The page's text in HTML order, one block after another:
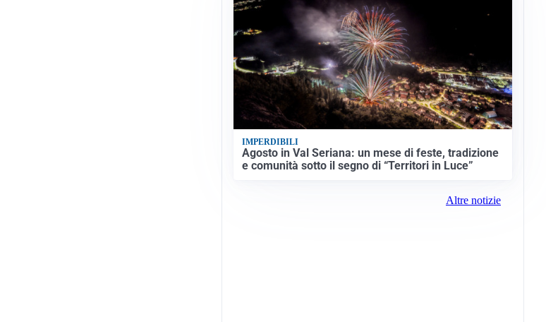
IMPERDIBILI
Agosto in Val Seriana: un mese di feste, tradizione
e comunità sotto il segno di “Territori in Luce”
Altre notizie